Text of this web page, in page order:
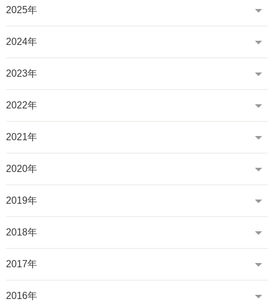
2025年
2024年
2023年
2022年
2021年
2020年
2019年
2018年
2017年
2016年